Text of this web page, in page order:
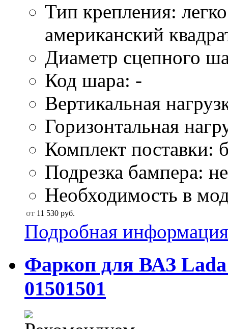
Тип крепления:
американский
Диаметр сцепного
Код шара: -
Вертикальная
Горизонтальная
Комплект поставки:
Подрезка бампера:
Необходимость в
от 11 530 руб.
Подробная информация
Фаркоп для ВАЗ
01501501